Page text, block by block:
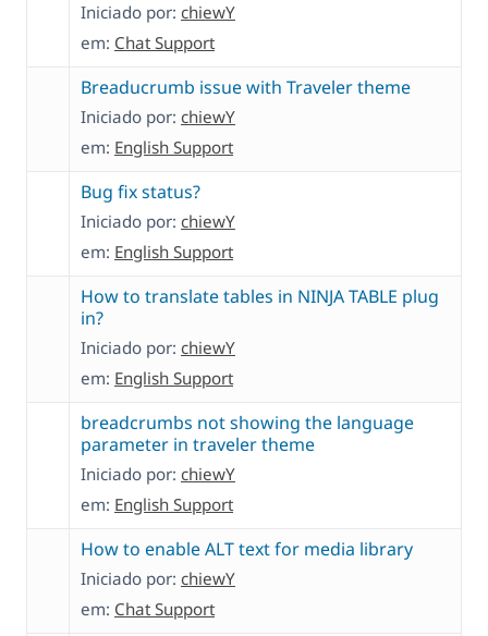
Iniciado por: chiewY
em: Chat Support
Breaducrumb issue with Traveler theme
Iniciado por: chiewY
em: English Support
Bug fix status?
Iniciado por: chiewY
em: English Support
How to translate tables in NINJA TABLE plug
in?
Iniciado por: chiewY
em: English Support
breadcrumbs not showing the language
parameter in traveler theme
Iniciado por: chiewY
em: English Support
How to enable ALT text for media library
Iniciado por: chiewY
em: Chat Support